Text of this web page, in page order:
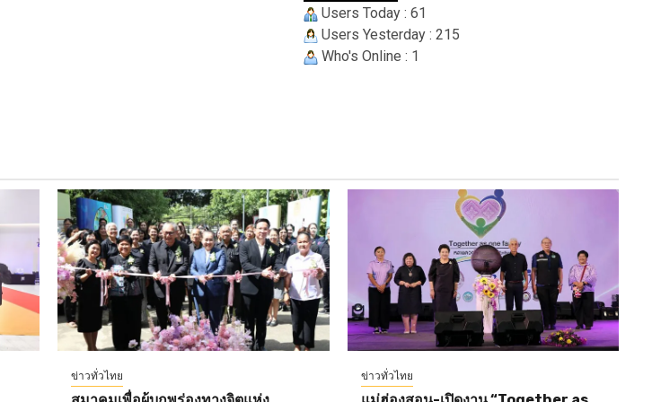
Users Today : 61
Users Yesterday : 215
Who's Online : 1
ข่าวทั่วไทย ข่าวทั่วไทย